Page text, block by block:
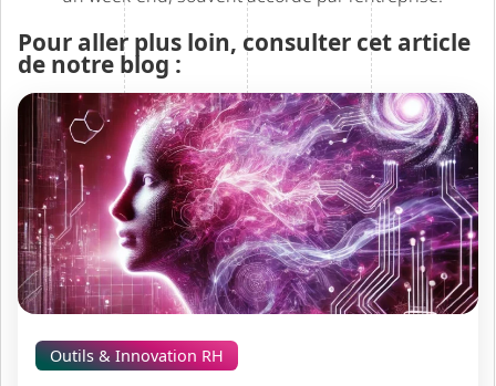
Pour aller plus loin, consulter cet article
de notre blog :
Outils & Innovation RH